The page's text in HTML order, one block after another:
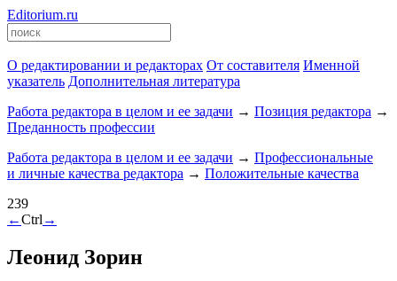
Editorium.ru
О редактировании и редакторах От составителя Именной
указатель Дополнительная литература
Работа редактора в целом и ее задачи → Позиция редактора →
Преданность профессии
Работа редактора в целом и ее задачи → Профессиональные
и личные качества редактора → Положительные качества
239
←Ctrl →
Леонид Зорин